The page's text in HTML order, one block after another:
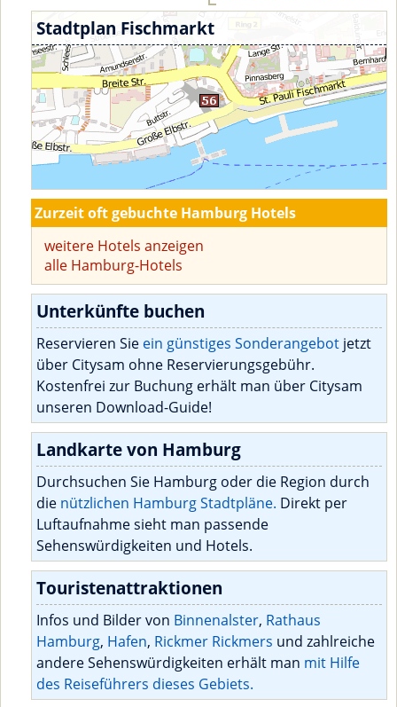
Stadtplan Fischmarkt
Zurzeit oft gebuchte Hamburg Hotels
weitere Hotels anzeigen
alle Hamburg-Hotels
Unterkünfte buchen
Reservieren Sie ein günstiges Sonderangebot jetzt
über Citysam ohne Reservierungsgebühr.
Kostenfrei zur Buchung erhält man über Citysam
unseren Download-Guide!
Landkarte von Hamburg
Durchsuchen Sie Hamburg oder die Region durch
die nützlichen Hamburg Stadtpläne. Direkt per
Luftaufnahme sieht man passende
Sehenswürdigkeiten und Hotels.
Touristenattraktionen
Infos und Bilder von Binnenalster, Rathaus
Hamburg, Hafen, Rickmer Rickmers und zahlreiche
andere Sehenswürdigkeiten erhält man mit Hilfe
des Reiseführers dieses Gebiets.